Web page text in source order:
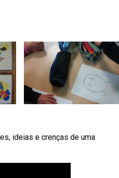
ideias e crenças de uma